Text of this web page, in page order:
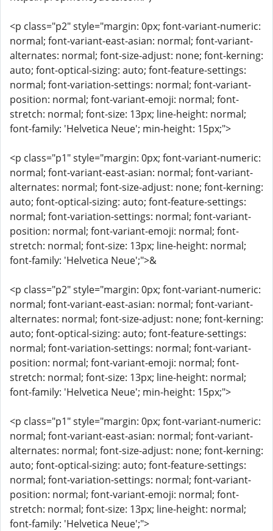
<p class="p2" style="margin: 0px; font-variant-numeric:
normal; font-variant-east-asian: normal; font-variant-
alternates: normal; font-size-adjust: none; font-kerning:
auto; font-optical-sizing: auto; font-feature-settings:
normal; font-variation-settings: normal; font-variant-
position: normal; font-variant-emoji: normal; font-
stretch: normal; font-size: 13px; line-height: normal;
font-family: 'Helvetica Neue'; min-height: 15px;">
<p class="p1" style="margin: 0px; font-variant-numeric:
normal; font-variant-east-asian: normal; font-variant-
alternates: normal; font-size-adjust: none; font-kerning:
auto; font-optical-sizing: auto; font-feature-settings:
normal; font-variation-settings: normal; font-variant-
position: normal; font-variant-emoji: normal; font-
stretch: normal; font-size: 13px; line-height: normal;
font-family: 'Helvetica Neue';">&
<p class="p2" style="margin: 0px; font-variant-numeric:
normal; font-variant-east-asian: normal; font-variant-
alternates: normal; font-size-adjust: none; font-kerning:
auto; font-optical-sizing: auto; font-feature-settings:
normal; font-variation-settings: normal; font-variant-
position: normal; font-variant-emoji: normal; font-
stretch: normal; font-size: 13px; line-height: normal;
font-family: 'Helvetica Neue'; min-height: 15px;">
<p class="p1" style="margin: 0px; font-variant-numeric:
normal; font-variant-east-asian: normal; font-variant-
alternates: normal; font-size-adjust: none; font-kerning:
auto; font-optical-sizing: auto; font-feature-settings:
normal; font-variation-settings: normal; font-variant-
position: normal; font-variant-emoji: normal; font-
stretch: normal; font-size: 13px; line-height: normal;
font-family: 'Helvetica Neue';">